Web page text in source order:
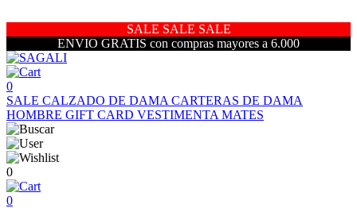
SALE SALE SALE
ENVIO GRATIS con compras mayores a 6.000
0
SALE CALZADO DE DAMA CARTERAS DE DAMA
HOMBRE GIFT CARD VESTIMENTA MATES
0
0